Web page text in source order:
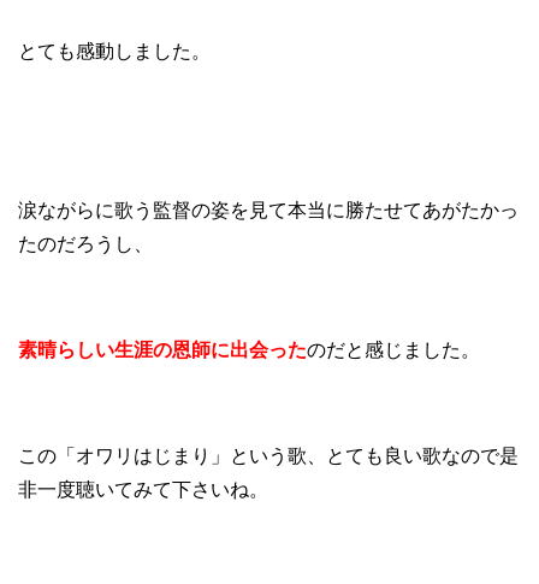
とても感動しました。
涙ながらに歌う監督の姿を見て本当に勝たせてあがたかっ
たのだろうし、
素晴らしい生涯の恩師に出会ったのだと感じました。
この「オワリはじまり」という歌、とても良い歌なので是
非一度聴いてみて下さいね。